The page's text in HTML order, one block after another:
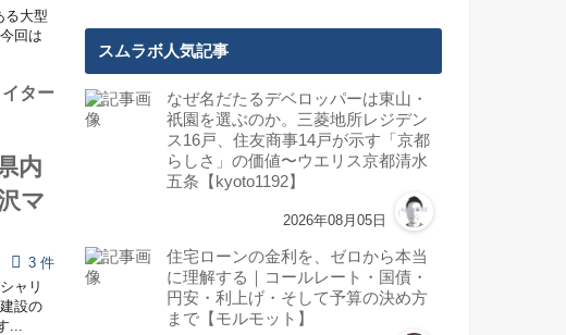
る大型
回は
ター
内
マ
3 件
ャリ
設の
...
スムラボ人気記事
なぜ名だたるデベロッパーは東山・
祇園を選ぶのか。三菱地所レジデン
ス16戸、住友商事14戸が示す「京都
らしさ」の価値〜ウエリス京都清水
五条【kyoto1192】
2026年08月05日
住宅ローンの金利を、ゼロから本当
に理解する｜コールレート・国債・
円安・利上げ・そして予算の決め方
まで【モルモット】